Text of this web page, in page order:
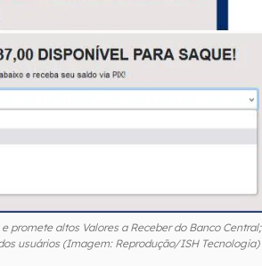
promete altos Valores a Receber do Banco Central;
usuários (Imagem: Reprodução/ISH Tecnologia)